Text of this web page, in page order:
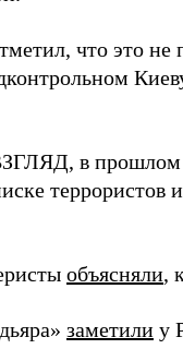
что это не
в
террористов
объясняли,
заметили у